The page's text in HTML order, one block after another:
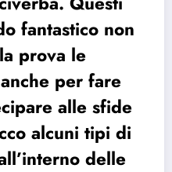
fantastico non
prova le
per fare
alle sfide
alcuni tipi di
delle